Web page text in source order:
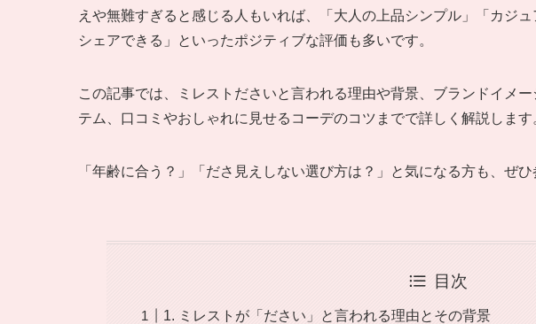
えや無難すぎると感じる人もいれば、「大人の上品シンプル」「カジ
シェアできる」といったポジティブな評価も多いです。
この記事では、ミレストださいと言われる理由や背景、ブランドイメ
テム、口コミやおしゃれに見せるコーデのコツまでで詳しく解説します
「年齢に合う？」「ださ見えしない選び方は？」と気になる方も、ぜひ
目次
1. ミレストが「ださい」と言われる理由とその背景